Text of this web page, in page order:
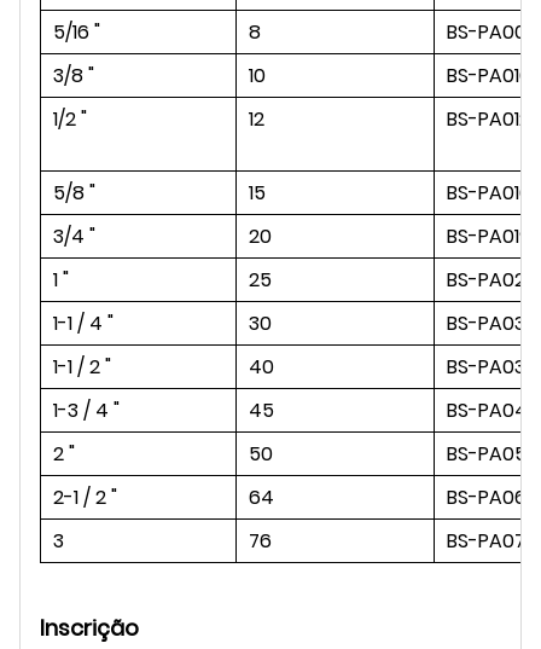
5/16 "
8
BS-PA008
3/8 "
10
BS-PA010
1/2 "
12 BS-PA012
5/8 " 15
BS-PA016
3/4 "
20
BS-PA019
1 "
25
BS-PA025
1-1 / 4 "
30
BS-PA032
1-1 / 2 "
40
BS-PA038
1-3 / 4 "
45
BS-PA045
2 "
50
BS-PA050
2-1 / 2 "
64
BS-PA064
3
76 BS-PA076
Inscrição